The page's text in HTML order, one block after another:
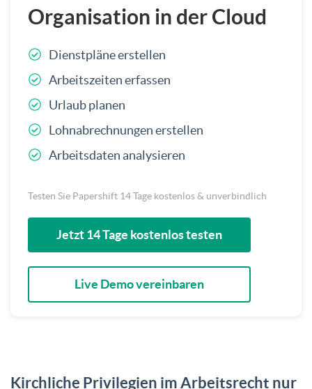
Organisation in der Cloud
Dienstpläne erstellen
Arbeitszeiten erfassen
Urlaub planen
Lohnabrechnungen erstellen
Arbeitsdaten analysieren
Testen Sie Papershift 14 Tage kostenlos & unverbindlich
Jetzt 14 Tage kostenlos testen
Live Demo vereinbaren
Kirchliche Privilegien im Arbeitsrecht nur